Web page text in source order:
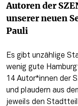
Autoren der
unserer neuen
Pauli
Es gibt unzählige
wenig gute
14 Autor*innen der
und plaudern aus
jeweils den